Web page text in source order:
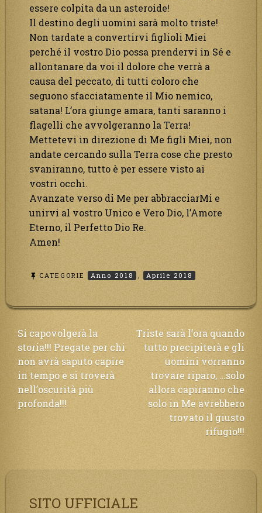
essere colpita da un asteroide!
Il destino degli uomini sarà molto triste!
Non tardate a convertirvi figlioli Miei
perché il vostro Dio possa prendervi in Sé e
allontanare da voi il dolore che verrà a
causa del peccato, di tutti coloro che
seguono sfacciatamente il Mio nemico,
satana! L’ora giunge amara, tanti saranno i
flagelli che avvolgeranno la Terra!
Mettetevi in direzione di Me figli Miei, non
andate cercando sulla Terra cose che presto
svaniranno, tutto è per essere visto ai
vostri occhi.
Avanzate verso di Me per abbracciarMi e
unirvi al vostro Unico e Vero Dio, l’Amore
Eterno, il Perfetto Dio Re.
Amen!
CATEGORIE Anno 2018 , Aprile 2018
Navigazione
articoli
Si capovolgerà la
storia!!! Pregate per chi
non avrà saputo capire
in tempo e si troverà
nell’oscurità più
profonda!!!
Triste sarà l’ora quando
tutto precipiterà e gli
uomini vorranno
trovare riparo, …solo
allora capiranno che
solo in Me avrebbero
trovato il giusto
rifugio!!!
SITO UFFICIALE